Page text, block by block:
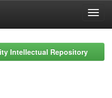
Intellectual Repository